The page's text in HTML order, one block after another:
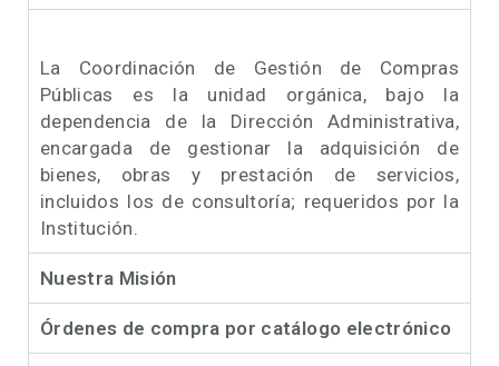
La Coordinación de Gestión de Compras
Públicas es la unidad orgánica, bajo la
dependencia de la Dirección Administrativa,
encargada de gestionar la adquisición de
bienes, obras y prestación de servicios,
incluidos los de consultoría; requeridos por la
Institución.
Nuestra Misión
Órdenes de compra por catálogo electrónico